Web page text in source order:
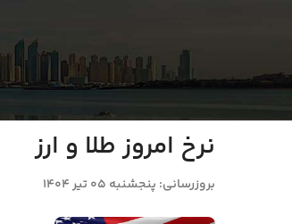
نرخ امروز طلا ‌و ارز
بروزرسانى: پنجشنبه 05 تير 1404